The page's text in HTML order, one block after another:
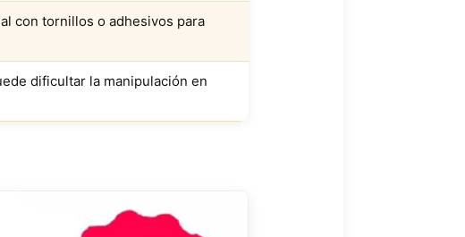
con tornillos o adhesivos para
dificultar la manipulación en